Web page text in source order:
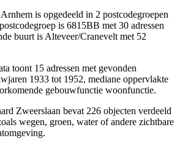
is opgedeeld in 2 postcodegroepen
is 6815BB met 30 adressen
buurt is Alteveer/Cranevelt met 52
toont 15 adressen met gevonden
1933 tot 1952, mediane oppervlakte
gebouwfunctie woonfunctie.
Zweerslaan bevat 226 objecten verdeeld
wegen, groen, water of andere zichtbare